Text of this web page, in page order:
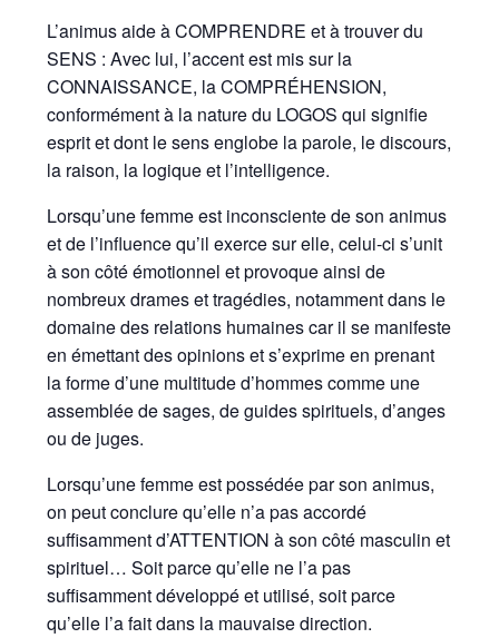
L’animus aide à COMPRENDRE et à trouver du
SENS : Avec lui, l’accent est mis sur la
CONNAISSANCE, la COMPRÉHENSION,
conformément à la nature du LOGOS qui signifie
esprit et dont le sens englobe la parole, le discours,
la raison, la logique et l’intelligence.
Lorsqu’une femme est inconsciente de son animus
et de l’influence qu’il exerce sur elle, celui-ci s’unit
à son côté émotionnel et provoque ainsi de
nombreux drames et tragédies, notamment dans le
domaine des relations humaines car il se manifeste
en émettant des opinions et s’exprime en prenant
la forme d’une multitude d’hommes comme une
assemblée de sages, de guides spirituels, d’anges
ou de juges.
Lorsqu’une femme est possédée par son animus,
on peut conclure qu’elle n’a pas accordé
suffisamment d’ATTENTION à son côté masculin et
spirituel… Soit parce qu’elle ne l’a pas
suffisamment développé et utilisé, soit parce
qu’elle l’a fait dans la mauvaise direction.